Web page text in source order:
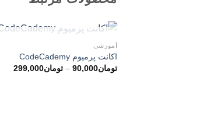
آموزشی
اکانت پرمیوم CodeCademy
تومان90,000
– تومان299,000